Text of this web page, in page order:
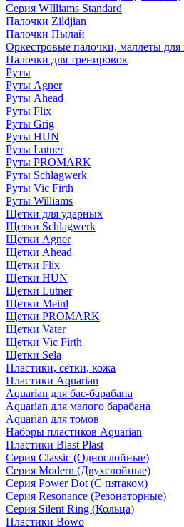
Серия WIlliams Standard
Палочки Zildjian
Палочки Пылай
Оркестровые палочки, маллеты для
Палочки для тренировок
Руты
Руты Agner
Руты Ahead
Руты Flix
Руты Grig
Руты HUN
Руты Lutner
Руты PROMARK
Руты Schlagwerk
Руты Vic Firth
Руты Williams
Щетки для ударных
Щетки Schlagwerk
Щетки Agner
Щетки Ahead
Щетки Flix
Щетки HUN
Щетки Lutner
Щетки Meinl
Щетки PROMARK
Щетки Vater
Щетки Vic Firth
Щетки Sela
Пластики, сетки, кожа
Пластики Aquarian
Aquarian для бас-барабана
Aquarian для малого барабана
Aquarian для томов
Наборы пластиков Aquarian
Пластики Blast Plast
Серия Classic (Однослойные)
Серия Modern (Двухслойные)
Серия Power Dot (С пятаком)
Серия Resonance (Резонаторные)
Серия Silent Ring (Кольца)
Пластики Bowo